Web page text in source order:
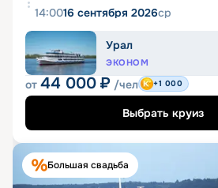
14:0016 сентября 2026ср
Урал
ЭКОНОМ
от 44 000 ₽ /чел +1 000
Выбрать круиз
Большая свадьба